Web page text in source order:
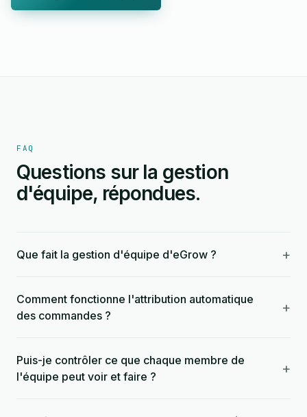
FAQ
Questions sur la gestion
d'équipe, répondues.
Que fait la gestion d'équipe d'eGrow ? +
Comment fonctionne l'attribution automatique
des commandes ?
+
Puis-je contrôler ce que chaque membre de
l'équipe peut voir et faire ?
+